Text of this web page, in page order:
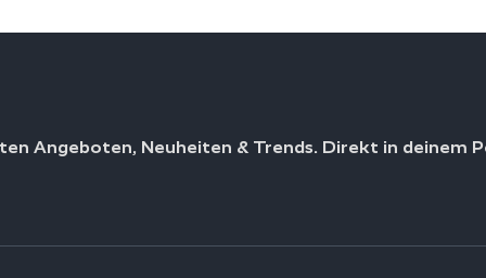
Angeboten, Neuheiten & Trends. Direkt in deinem